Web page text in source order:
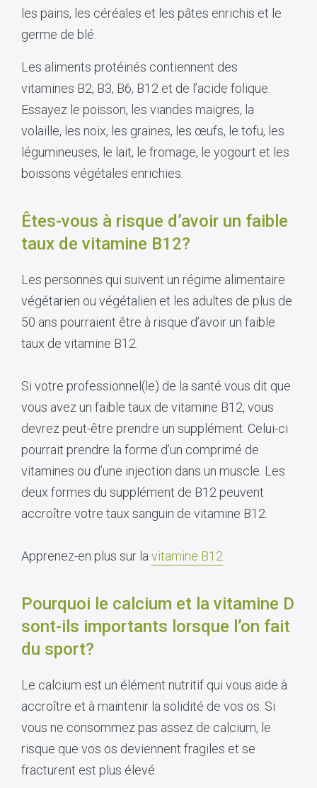
les pains, les céréales et les pâtes enrichis et le
germe de blé.
Les aliments protéinés contiennent des
vitamines B2, B3, B6, B12 et de l’acide folique.
Essayez le poisson, les viandes maigres, la
volaille, les noix, les graines, les œufs, le tofu, les
légumineuses, le lait, le fromage, le yogourt et les
boissons végétales enrichies.
Êtes-vous à risque d’avoir un faible
taux de vitamine B12?
Les personnes qui suivent un régime alimentaire
végétarien ou végétalien et les adultes de plus de
50 ans pourraient être à risque d’avoir un faible
taux de vitamine B12.
Si votre professionnel(le) de la santé vous dit que
vous avez un faible taux de vitamine B12, vous
devrez peut-être prendre un supplément. Celui-ci
pourrait prendre la forme d’un comprimé de
vitamines ou d’une injection dans un muscle. Les
deux formes du supplément de B12 peuvent
accroître votre taux sanguin de vitamine B12.
Apprenez-en plus sur la vitamine B12
Pourquoi le calcium et la vitamine D
sont-ils importants lorsque l’on fait
du sport?
Le calcium est un élément nutritif qui vous aide à
accroître et à maintenir la solidité de vos os. Si
vous ne consommez pas assez de calcium, le
risque que vos os deviennent fragiles et se
fracturent est plus élevé.